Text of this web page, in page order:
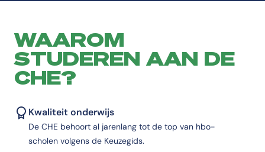
WAAROM
STUDEREN AAN DE
CHE?
Kwaliteit onderwijs
De CHE behoort al jarenlang tot de top van hbo-
scholen volgens de Keuzegids.